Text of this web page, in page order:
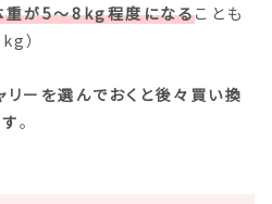
重が5〜8kg程度になることも
）
ーを選んでおくと後々買い換
。